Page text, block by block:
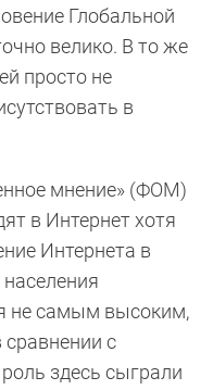
Глобальной
велико. В то же
просто не
в
мнение» (ФОМ)
в Интернет хотя
Интернета в
не самым высоким,
с
здесь сыграли